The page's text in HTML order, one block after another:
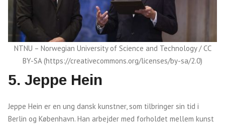
NTNU – Norwegian University of Science and Technology / CC
BY-SA (https://creativecommons.org/licenses/by-sa/2.0)
5. Jeppe Hein
Jeppe Hein er en ung dansk kunstner, som tilbringer sin tid i
Berlin og København. Han arbejder med forholdet mellem kunst